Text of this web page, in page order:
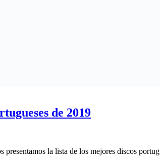
de 2019
presentamos la lista de los mejores discos